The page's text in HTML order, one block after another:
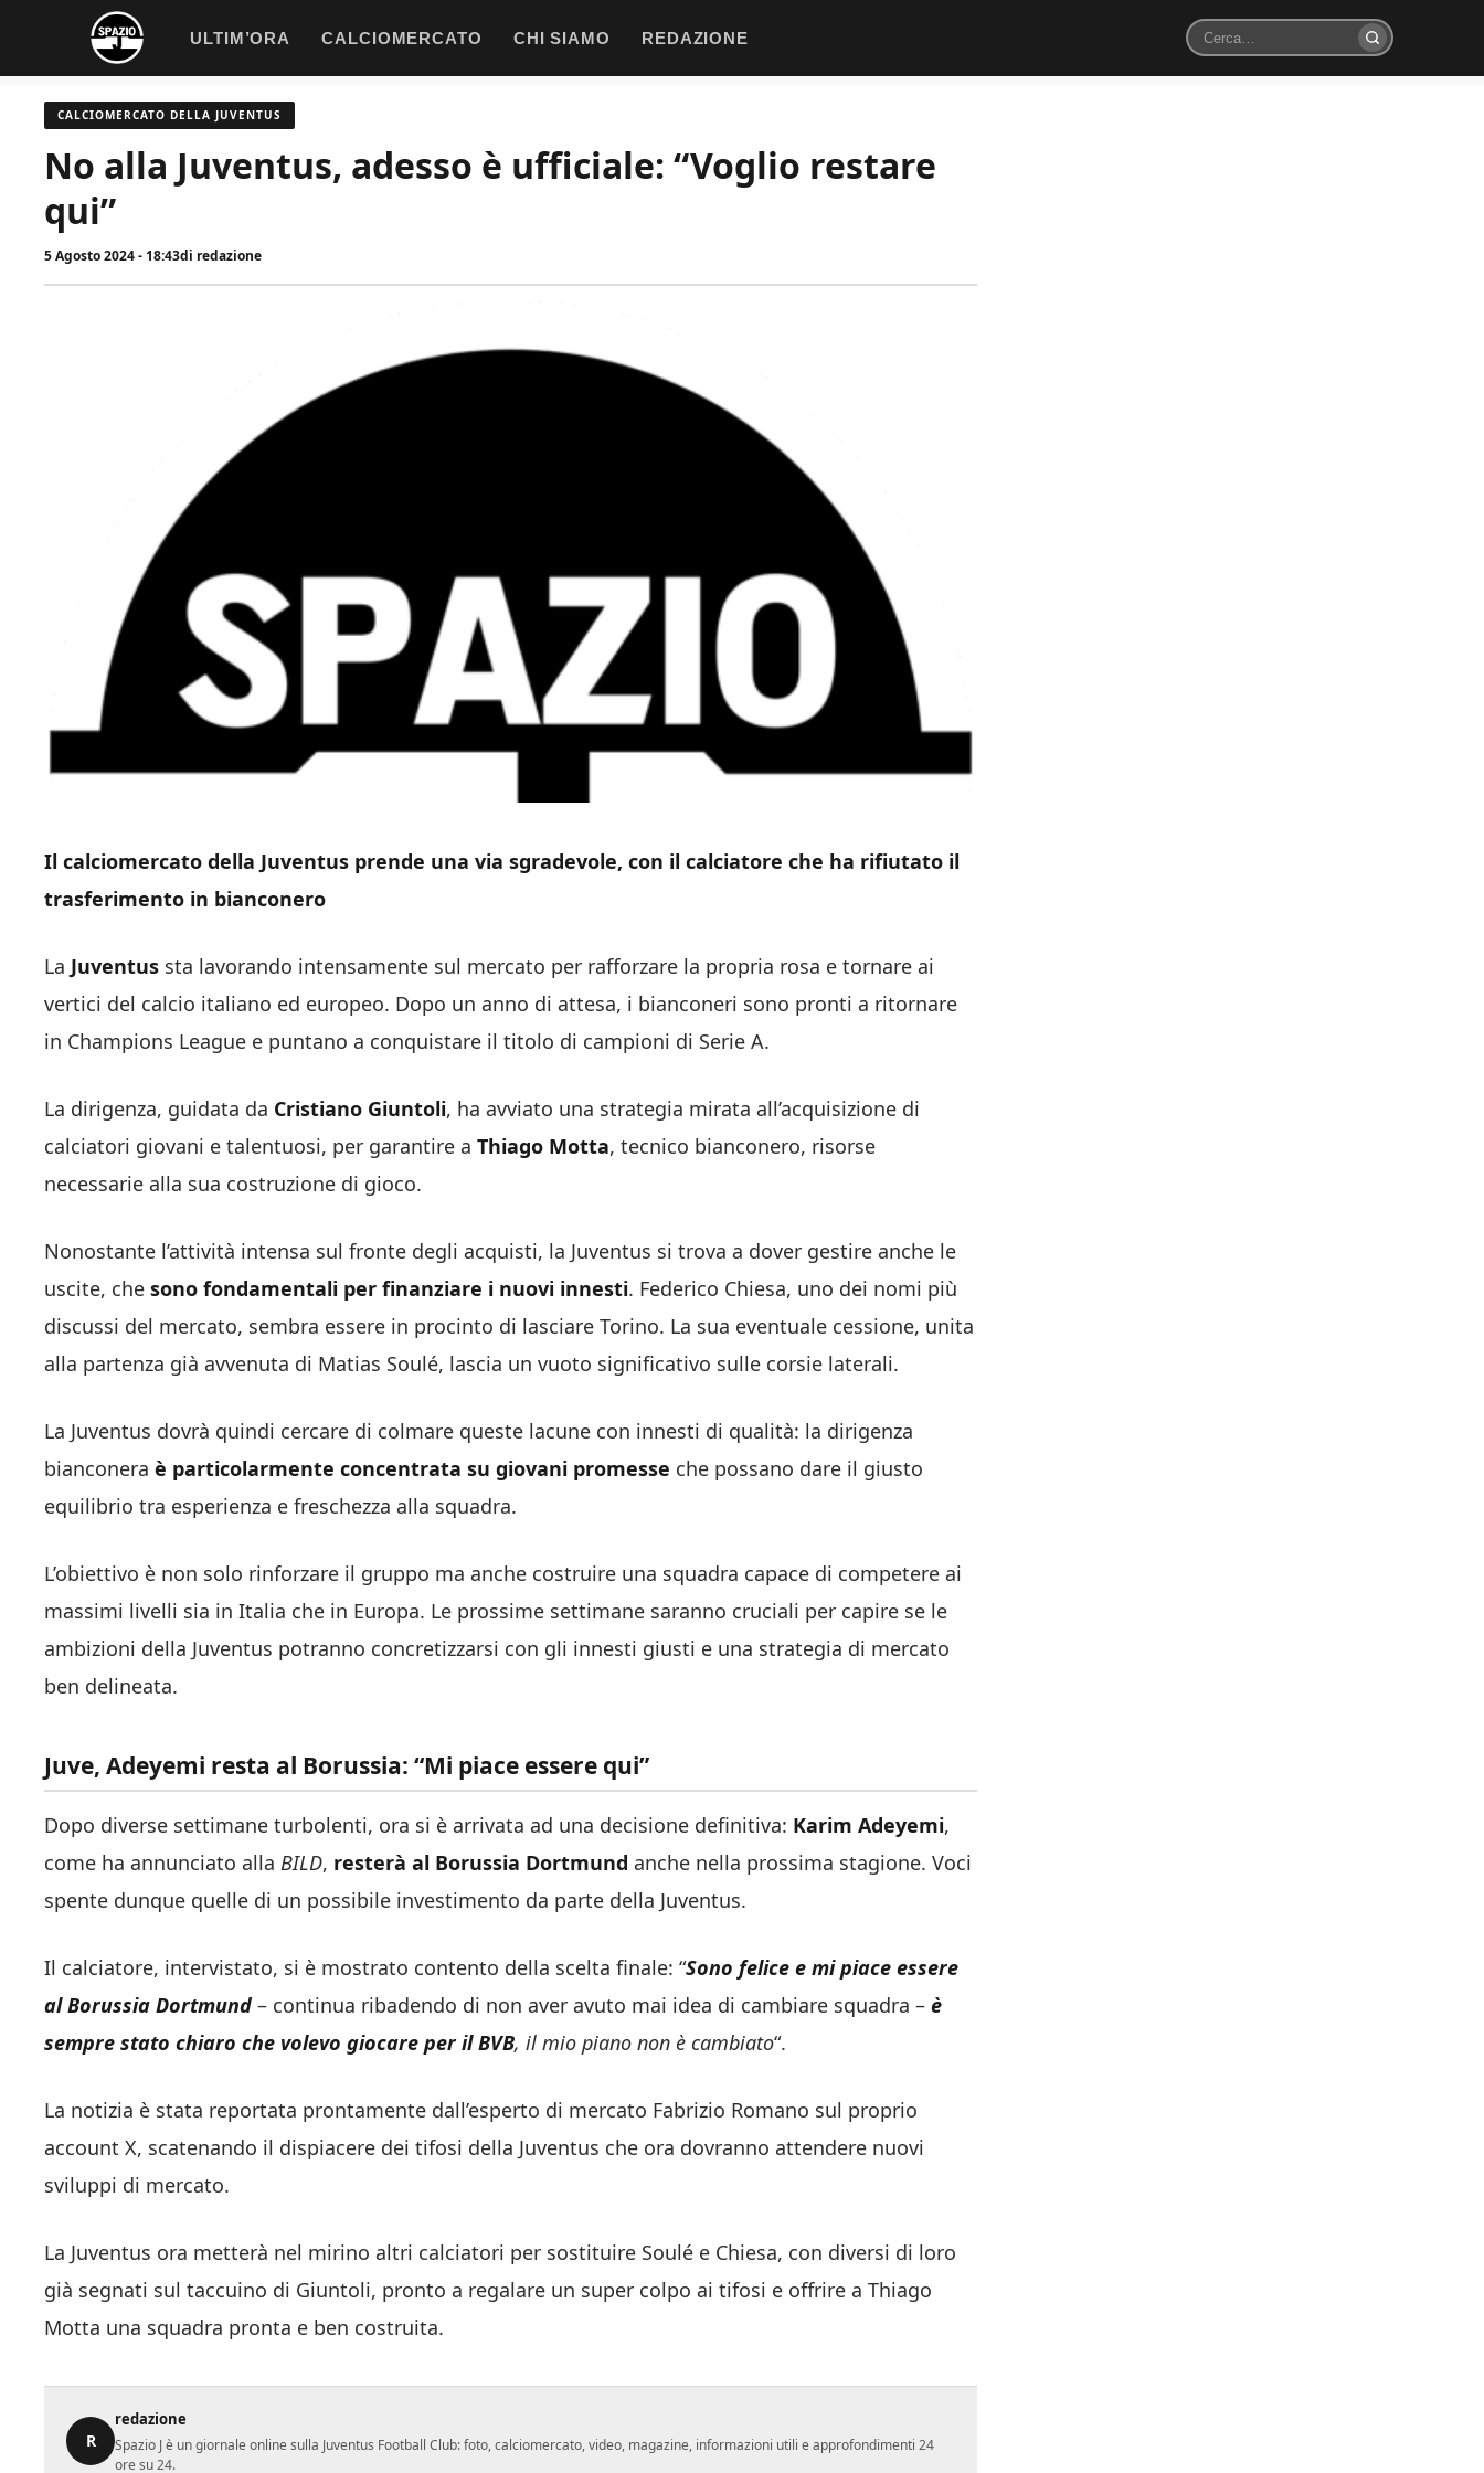
contenuto
ULTIM’ORA CALCIOMERCATO CHI SIAMO REDAZIONE
Cerca
CALCIOMERCATO DELLA JUVENTUS
No alla Juventus, adesso è ufficiale: “Voglio restare
qui”
5 Agosto 2024 - 18:43di redazione
Il calciomercato della Juventus prende una via sgradevole, con il calciatore che ha rifiutato il
trasferimento in bianconero
La Juventus sta lavorando intensamente sul mercato per rafforzare la propria rosa e tornare ai
vertici del calcio italiano ed europeo. Dopo un anno di attesa, i bianconeri sono pronti a ritornare
in Champions League e puntano a conquistare il titolo di campioni di Serie A.
La dirigenza, guidata da Cristiano Giuntoli, ha avviato una strategia mirata all’acquisizione di
calciatori giovani e talentuosi, per garantire a Thiago Motta, tecnico bianconero, risorse
necessarie alla sua costruzione di gioco.
Nonostante l’attività intensa sul fronte degli acquisti, la Juventus si trova a dover gestire anche le
uscite, che sono fondamentali per finanziare i nuovi innesti. Federico Chiesa, uno dei nomi più
discussi del mercato, sembra essere in procinto di lasciare Torino. La sua eventuale cessione, unita
alla partenza già avvenuta di Matias Soulé, lascia un vuoto significativo sulle corsie laterali.
La Juventus dovrà quindi cercare di colmare queste lacune con innesti di qualità: la dirigenza
bianconera è particolarmente concentrata su giovani promesse che possano dare il giusto
equilibrio tra esperienza e freschezza alla squadra.
L’obiettivo è non solo rinforzare il gruppo ma anche costruire una squadra capace di competere ai
massimi livelli sia in Italia che in Europa. Le prossime settimane saranno cruciali per capire se le
ambizioni della Juventus potranno concretizzarsi con gli innesti giusti e una strategia di mercato
ben delineata.
Juve, Adeyemi resta al Borussia: “Mi piace essere qui”
Dopo diverse settimane turbolenti, ora si è arrivata ad una decisione definitiva: Karim Adeyemi,
come ha annunciato alla BILD, resterà al Borussia Dortmund anche nella prossima stagione. Voci
spente dunque quelle di un possibile investimento da parte della Juventus.
Il calciatore, intervistato, si è mostrato contento della scelta finale: “Sono felice e mi piace essere
al Borussia Dortmund – continua ribadendo di non aver avuto mai idea di cambiare squadra – è
sempre stato chiaro che volevo giocare per il BVB, il mio piano non è cambiato“.
La notizia è stata reportata prontamente dall’esperto di mercato Fabrizio Romano sul proprio
account X, scatenando il dispiacere dei tifosi della Juventus che ora dovranno attendere nuovi
sviluppi di mercato.
La Juventus ora metterà nel mirino altri calciatori per sostituire Soulé e Chiesa, con diversi di loro
già segnati sul taccuino di Giuntoli, pronto a regalare un super colpo ai tifosi e offrire a Thiago
Motta una squadra pronta e ben costruita.
R
redazione
Spazio J è un giornale online sulla Juventus Football Club: foto, calciomercato, video, magazine, informazioni utili e approfondimenti 24
ore su 24.